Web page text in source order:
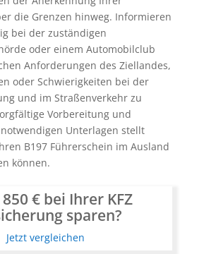
die Grenzen hinweg. Informieren
bei der zuständigen
oder einem Automobilclub
Anforderungen des Ziellandes,
oder Schwierigkeiten bei der
und im Straßenverkehr zu
Vorbereitung und
Unterlagen stellt
B197 Führerschein im Ausland
können.
850 € bei Ihrer KFZ
sparen?
Jetzt vergleichen